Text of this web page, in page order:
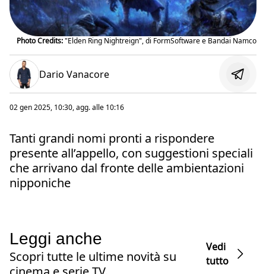
Photo Credits:"Elden Ring Nightreign", di FormSoftware e Bandai Namco
Dario Vanacore
02 gen 2025, 10:30, agg. alle 10:16
Tanti grandi nomi pronti a rispondere
presente all’appello, con suggestioni speciali
che arrivano dal fronte delle ambientazioni
nipponiche
Leggi anche
Scopri tutte le ultime novità su
Vedi
tutto